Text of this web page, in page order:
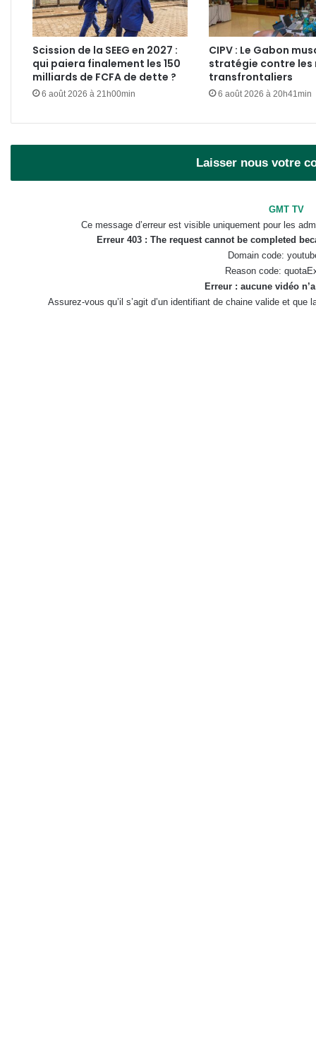
Scission de la SEEG en 2027 :
qui paiera finalement les 150
milliards de FCFA de dette ?
6 août 2026 à 21h00min
CIPV : Le Gabon
stratégie contre les
transfrontaliers
6 août 2026 à 20h41min
Laisser nous votre
GMT TV
Ce message d’erreur est visible uniquement pour les
Erreur 403 : The request cannot be completed
Domain code:
Reason code:
Erreur : aucune vidéo
Assurez-vous qu’il s’agit d’un identifiant de chaine valide et